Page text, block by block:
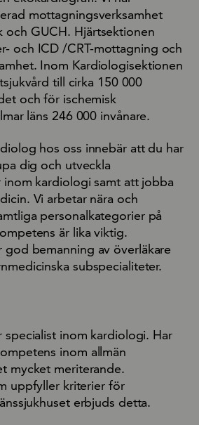
mottagningsverksamhet
och GUCH. Hjärtsektionen
och ICD /CRT-mottagning och
Inom Kardiologisektionen
till cirka 150 000
och för ischemisk
läns 246 000 invånare.
hos oss innebär att du har
dig och utveckla
inom kardiologi samt att jobba
Vi arbetar nära och
personalkategorier på
är lika viktig.
god bemanning av överläkare
subspecialiteter.
specialist inom kardiologi. Har
inom allmän
mycket meriterande.
uppfyller kriterier för
erbjuds detta.